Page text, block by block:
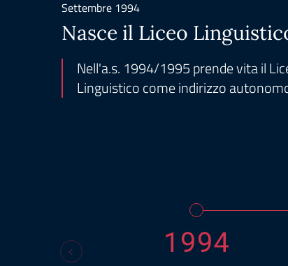
Settembre 1994
Nasce il Liceo
Nell'a.s. 1994/1995 prende vita il
Linguistico come indirizzo
1994